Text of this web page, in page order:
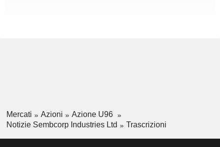
Mercati Azioni
Azione U96
Notizie Sembcorp Industries Ltd
Trascrizioni